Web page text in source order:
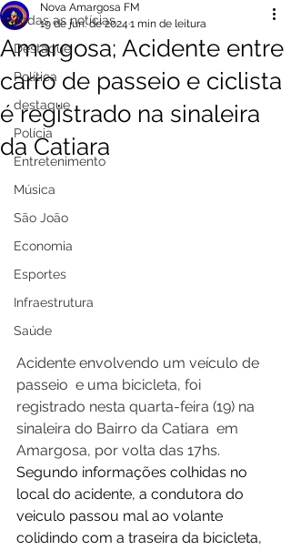
Todas as notícias
Destaque
Política
destaque
Polícia
Entretenimento
Música
São João
Economia
Esportes
Infraestrutura
Saúde
Amargosa; Acidente entre
carro de passeio e ciclista
é registrado na sinaleira
da Catiara
Nova Amargosa FM
19 de jun. de 2024 1 min de leitura
Acidente envolvendo um veículo de
passeio  e uma bicicleta, foi
registrado nesta quarta-feira (19) na
sinaleira do Bairro da Catiara  em
Amargosa, por volta das 17hs.
Segundo informações colhidas no
local do acidente, a condutora do
veiculo passou mal ao volante
colidindo com a traseira da bicicleta,